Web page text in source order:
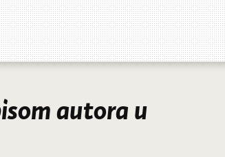
autora u